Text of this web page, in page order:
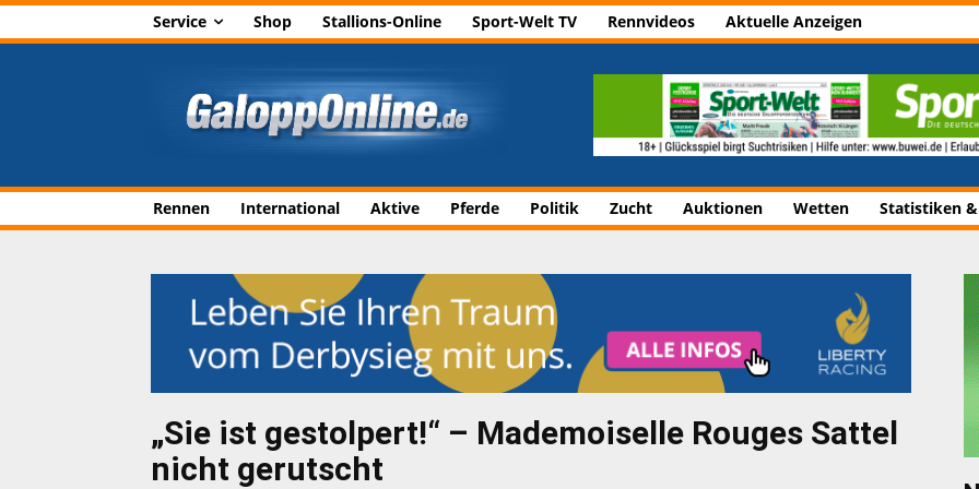
Service Shop Stallions-Online Sport-Welt TV Rennvideos Aktuelle Anzeigen
Rennen International Aktive Pferde Politik Zucht Auktionen Wetten Statistiken
„Sie ist gestolpert!“ – Mademoiselle Rouges Sattel
nicht gerutscht